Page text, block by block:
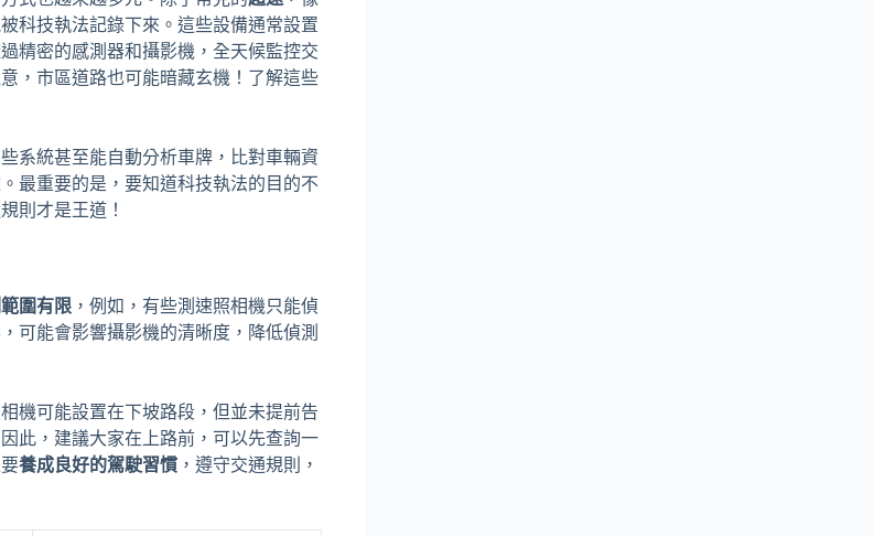
科技執法記錄下來。這些設備通常設置
精密的感測器和攝影機，全天候監控交
，市區道路也可能暗藏玄機！了解這些
系統甚至能自動分析車牌，比對車輛資
最重要的是，要知道科技執法的目的不
則才是王道！
圍有限 ，例如，有些測速照相機只能偵
可能會影響攝影機的清晰度，降低偵測
機可能設置在下坡路段，但並未提前告
此，建議大家在上路前，可以先查詢一
養成良好的駕駛習慣 ，遵守交通規則，